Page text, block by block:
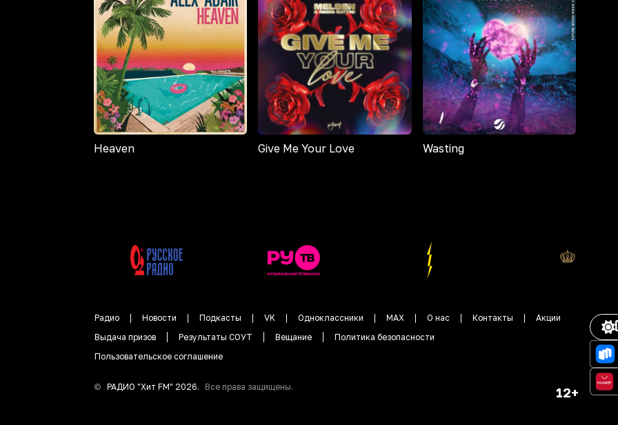
Heaven Give Me Your Love Wasting
Радио Новости Подкасты VK Одноклассники MAX О нас Контакты
Акции
Выдача призов
Результаты СОУТ Вещание
Политика безопасности
Пользовательское соглашение
© РАДИО "Хит FM" 2026. Все права защищены. 12+